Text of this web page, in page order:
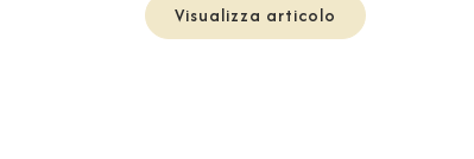
Visualizza articolo